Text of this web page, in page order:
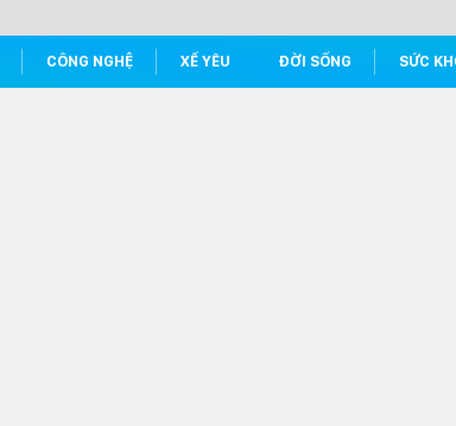
CÔNG NGHỆ XẾ YÊU ĐỜI SỐNG SỨC